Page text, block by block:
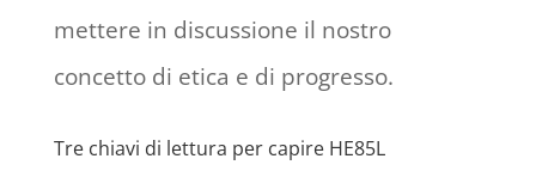
mettere in discussione il nostro
concetto di etica e di progresso.
Tre chiavi di lettura per capire HE85L